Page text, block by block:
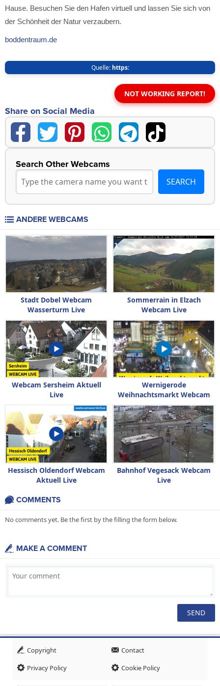
Hause. Besuchen Sie den Hafen virtuell und lassen Sie sich von
der Schönheit der Natur verzaubern.
boddentraum.de
Quelle: https:
NOT WORKING REPORT!
Share on Social Media
Search Other Webcams
ANDERE WEBCAMS
Stadt Dobel Webcam
Wasserturm Live
Sommerrain in Elzach
Webcam Live
Webcam Sersheim Aktuell
Live
Wernigerode
Weihnachtsmarkt Webcam
Live
Hessisch Oldendorf Webcam
Aktuell Live
Bahnhof Vegesack Webcam
Live
COMMENTS
No comments yet. Be the first by the filling the form below.
MAKE A COMMENT
Copyright
Contact
Privacy Policy
Cookie Policy